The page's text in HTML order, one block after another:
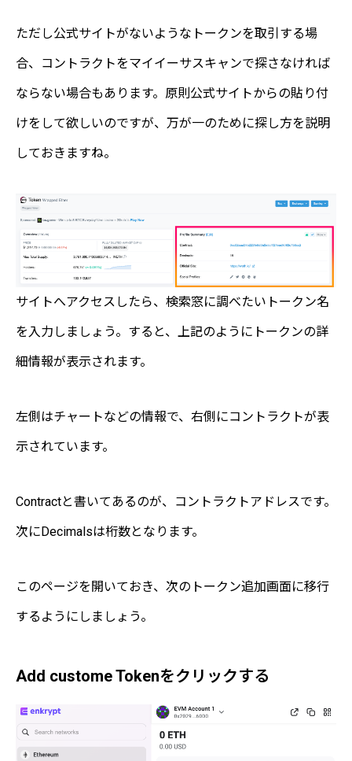
ただし公式サイトがないようなトークンを取引する場
合、コントラクトをマイイーサスキャンで探さなければ
ならない場合もあります。原則公式サイトからの貼り付
けをして欲しいのですが、万が一のために探し方を説明
しておきますね。
サイトへアクセスしたら、検索窓に調べたいトークン名
を入力しましょう。すると、上記のようにトークンの詳
細情報が表示されます。
左側はチャートなどの情報で、右側にコントラクトが表
示されています。
Contractと書いてあるのが、コントラクトアドレスです。
次にDecimalsは桁数となります。
このページを開いておき、次のトークン追加画面に移行
するようにしましょう。
Add custome Tokenをクリックする